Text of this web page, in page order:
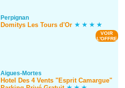
Perpignan
Domitys Les Tours d'Or
VOIR
L'OFFRE
Aigues-Mortes
Hotel Des 4 Vents "Esprit Camargue"